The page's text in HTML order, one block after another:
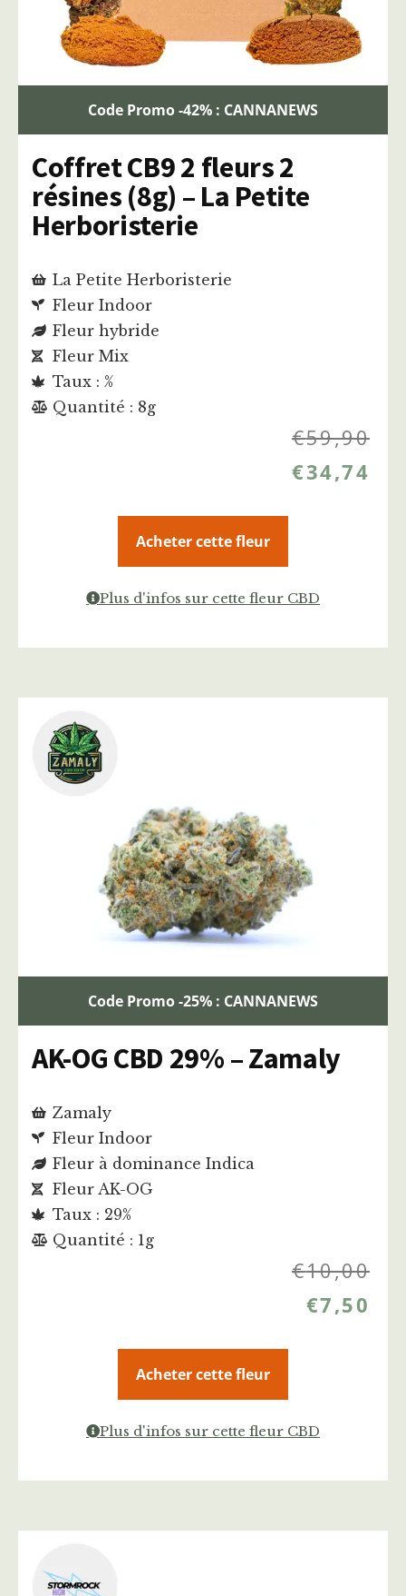
Code Promo -42% : CANNANEWS
Coffret CB9 2 fleurs 2
résines (8g) – La Petite
Herboristerie
La Petite Herboristerie
Fleur Indoor
Fleur hybride
Fleur Mix
Taux : %
Quantité : 8g
€59,90
€34,74
Acheter cette fleur
Plus d'infos sur cette fleur CBD
Code Promo -25% : CANNANEWS
AK-OG CBD 29% – Zamaly
Zamaly
Fleur Indoor
Fleur à dominance Indica
Fleur AK-OG
Taux : 29%
Quantité : 1g
€10,00
€7,50
Acheter cette fleur
Plus d'infos sur cette fleur CBD